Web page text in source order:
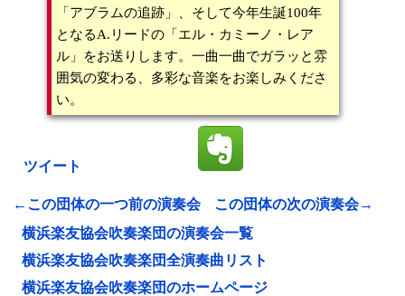
「アブラムの追跡」、そして今年生誕100年
となるA.リードの「エル・カミーノ・レア
ル」をお送りします。一曲一曲でガラッと雰
囲気の変わる、多彩な音楽をお楽しみくださ
い。
ツイート
←この団体の一つ前の演奏会
この団体の次の演奏会→
横浜楽友協会吹奏楽団の演奏会一覧
横浜楽友協会吹奏楽団全演奏曲リスト
横浜楽友協会吹奏楽団のホームページ